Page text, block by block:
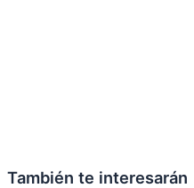
También te interesarán